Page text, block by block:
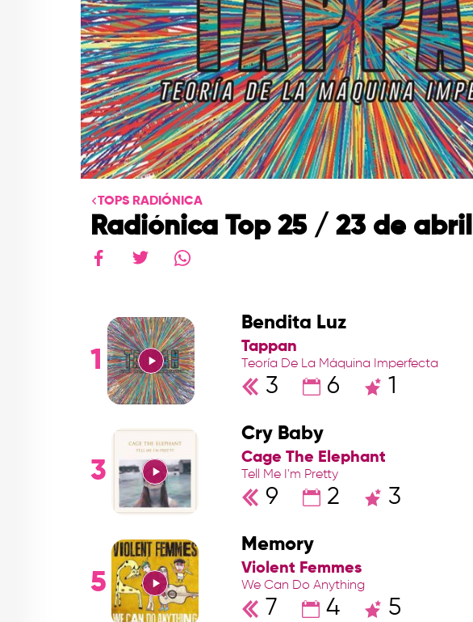
TOPS RADIÓNICA
Radiónica Top 25 / 23 de abril
1
Bendita Luz
Tappan
Teoría De La Máquina Imperfecta
3 6 1
3
Cry Baby
Cage The Elephant
Tell Me I'm Pretty
9 2 3
5
Memory
Violent Femmes
We Can Do Anything
7 4 5